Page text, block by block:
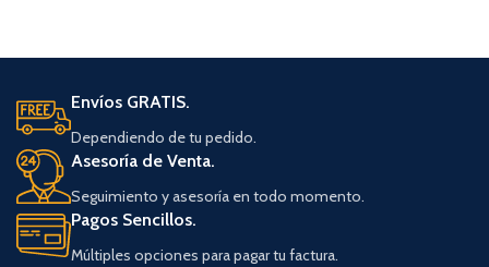
Envíos GRATIS.
Dependiendo de tu pedido.
Asesoría de Venta.
Seguimiento y asesoría en todo momento.
Pagos Sencillos.
Múltiples opciones para pagar tu factura.